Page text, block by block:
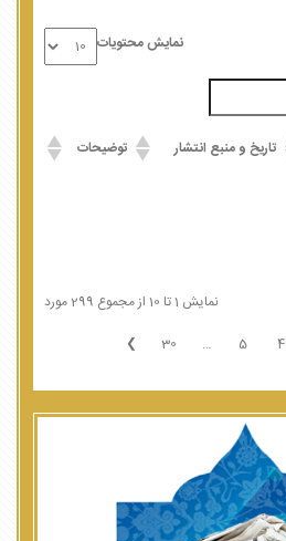
نمایش محتویات
تاریخ و منبع انتشار توضیحات
نمایش 1 تا 10 از مجموع 299 مورد
4
5
…
30
❯